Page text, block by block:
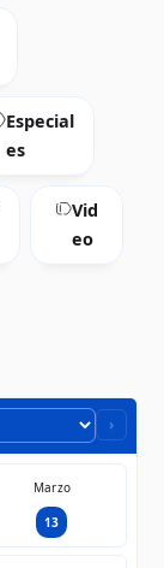
Especial
es
Vid
eo
›
Marzo
13